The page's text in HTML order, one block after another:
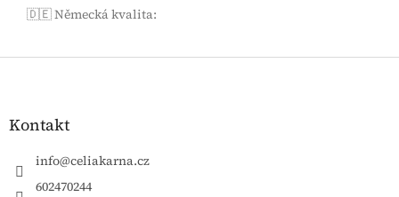
🇩🇪 Německá kvalita:
Zápatí
Kontakt
info@celiakarna.cz
602470244